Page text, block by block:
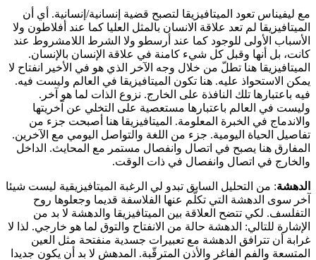
مع ليفيناس تعود الميتافيزيقا لتصبح قضية إنسانية/إنسانية. أي أن
الميتافيزيقا لم تعد علاقة الانسان بالمثل العليا كما عند أفلاطون ولا
الأسباب الأولى للوجود كما عند أرسطو ولا الشرط اللامشروط عند
كانت، بل أنها وقبل كل شيء كامنة في علاقة الإنسان بالإنسان.
الميتافيزيقا هنا تطلّ من خلال وجه الآخر الذي هو في الأخير انفتاح لا
يمكن الاستحواذ عليه. هنا تكون الميتافيزيقا في العالم وليست فيه.
فيه باعتبارها تلك النافذة على الخارج. نزوع الذات لما هو آخر.
وليست في العالم باعتبارها مستعصية على التخلي عن آخريتها
والاندماج في الخبرة المعلومة. الميتافيزيقا هنا أصبحت جزء من
تفاصيل الحياة اليومية. جزء من اللغة والتواصل اليومي مع الآخرين.
المفارق هنا يصبح في اتصال وانفصال مستمر مع المحايث. الداخل
والخارج في اتصال وانفصال في ذات الوقت.
الدهشة: من التحليل السابق تبدو لي الرغبة الميتافيزيقية ليست شيئا
آخر سوى الدهشة التي تكلّم عنها الفلاسفة قديما وجعلوها روح
التفلسف. لكي تتضح العلاقة بين الميتافيزيقا والدهشة لا بد من
الإشارة للتالي: الدهشة حالة من الانفتاح والتوق لما هو خارجي. لذا لا
غرابة أن تترافق الدهشة مع تعبيرات جسدية منفتحة مثل العين
المتسعة والفم الفاغر والأذن المترقّبة. المدهش لا بد أن يكون جديدا